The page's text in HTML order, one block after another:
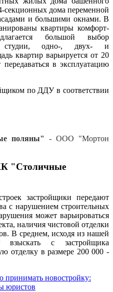
секционных дома переменной
и большими окнами. В
квартиры комфорт-
большой выбор
студии, одно-, двух- и
квартир варьируется от 20
в эксплуатацию
по ДДУ в соответствии
поляны" - ООО "Мортон
"Столичные
застройщики передают
с нарушением строительных
может варьироваться
наличия чистовой отделки
В среднем, исходя из нашей
с застройщика
отделку в размере 200 000 -
принимать новостройку:
юристов